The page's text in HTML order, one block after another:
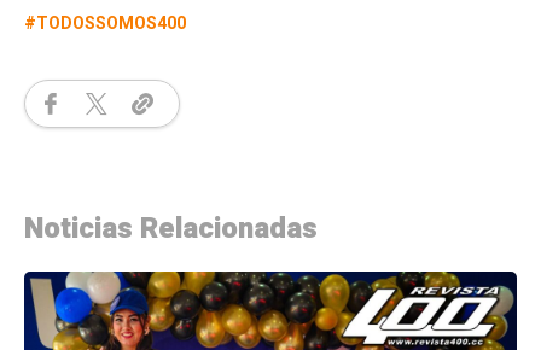
TODOSSOMOS400
Noticias Relacionadas